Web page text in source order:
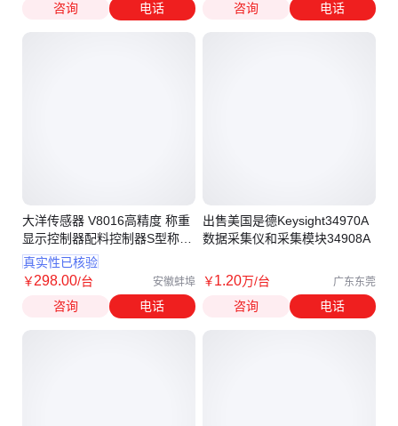
咨询 电话
大洋传感器 V8016高精度 称重
显示控制器配料控制器S型称重
传感器显示仪减量控制继电器
输出DC24V
真实性已核验
￥298.00/台 安徽蚌埠
咨询 电话
咨询 电话
出售美国是德Keysight34970A
数据采集仪和采集模块34908A
￥1.20万/台 广东东莞
咨询 电话